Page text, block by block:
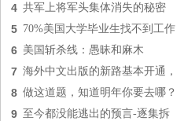
4 共军上将军头集体消失的秘密
5 70%美国大学毕业生找不到工作
6 美国斩杀线：愚昧和麻木
7 海外中文出版的新路基本开通，
8 做这道题，知道明年你要去哪？
9 至今都没能逃出的预言-逐集拆